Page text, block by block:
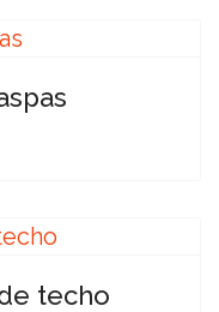
techo